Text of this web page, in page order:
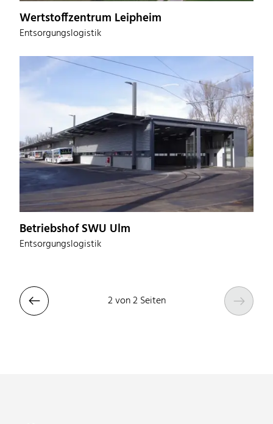
Wertstoffzentrum Leipheim
Entsorgungslogistik
Betriebshof SWU Ulm
Entsorgungslogistik
 2 von 2 Seiten 